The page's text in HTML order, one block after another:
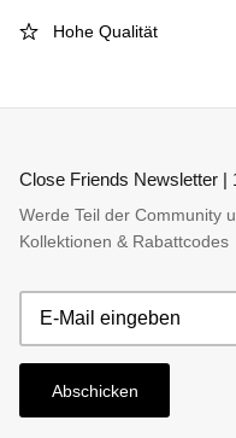
Hohe Qualität
Close Friends Newsletter |
Werde Teil der Community
Kollektionen & Rabattcodes
Abschicken